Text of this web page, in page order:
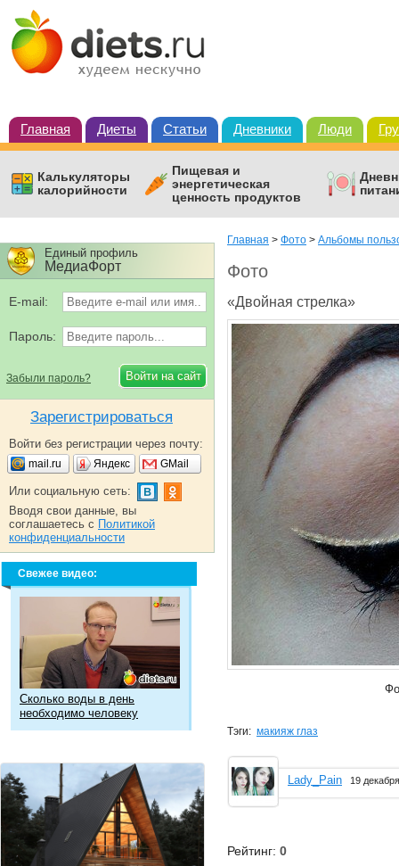
Главная Диеты Статьи Дневники Люди
Калькуляторы
калорийности
Пищевая и
энергетическая
ценность продуктов
Главная > Фото > Альбомы
Фото
«Двойная стрелка»
Тэги: макияж глаз
Lady_Pain 19
Рейтинг: 0
Единый профиль
МедиаФорт
E-mail:
Пароль:
Забыли пароль?
Зарегистрироваться
Войти без регистрации через почту:
mail.ru Яндекс GMail
Или социальную сеть:
Вводя свои данные, вы
соглашаетесь с Политикой
конфиденциальности
Свежее видео:
Сколько воды в день
необходимо человеку